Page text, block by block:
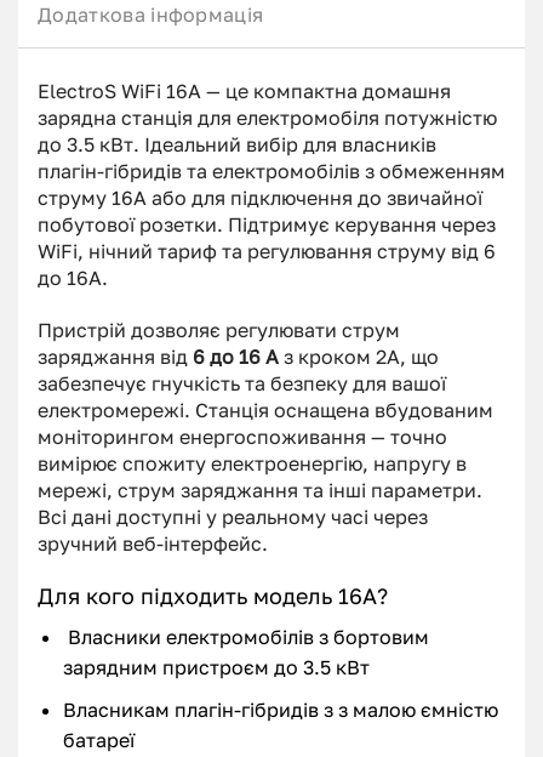
Додаткова інформація
ElectroS WiFi 16А — це компактна домашня
зарядна станція для електромобіля потужністю
до 3.5 кВт. Ідеальний вибір для власників
плагін-гібридів та електромобілів з обмеженням
струму 16А або для підключення до звичайної
побутової розетки. Підтримує керування через
WiFi, нічний тариф та регулювання струму від 6
до 16А.
Пристрій дозволяє регулювати струм
заряджання від 6 до 16 А з кроком 2А, що
забезпечує гнучкість та безпеку для вашої
електромережі. Станція оснащена вбудованим
моніторингом енергоспоживання — точно
вимірює спожиту електроенергію, напругу в
мережі, струм заряджання та інші параметри.
Всі дані доступні у реальному часі через
зручний веб-інтерфейс.
Для кого підходить модель 16А?
Власники електромобілів з бортовим
зарядним пристроєм до 3.5 кВт
Власникам плагін-гібридів з з малою ємністю
батареї